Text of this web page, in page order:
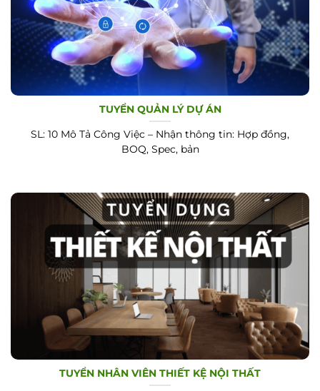
TUYỂN QUẢN LÝ DỰ ÁN
SL: 10 Mô Tả Công Việc – Nhận thông tin: Hợp đồng,
BOQ, Spec, bản
TUYỂN NHÂN VIÊN THIẾT KỆ NỘI THẤT